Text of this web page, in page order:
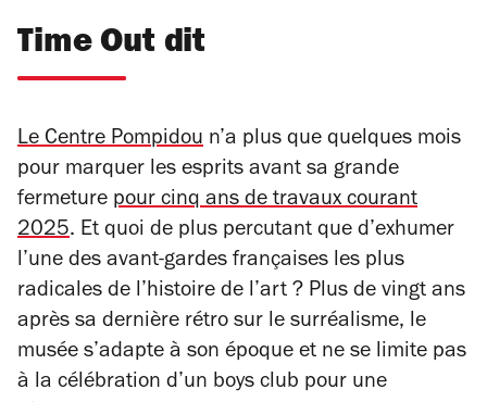
Time Out dit
Le Centre Pompidou n’a plus que quelques mois
pour marquer les esprits avant sa grande
fermeture pour cinq ans de travaux courant
2025. Et quoi de plus percutant que d’exhumer
l’une des avant-gardes françaises les plus
radicales de l’histoire de l’art ? Plus de vingt ans
après sa dernière rétro sur le surréalisme, le
musée s’adapte à son époque et ne se limite pas
à la célébration d’un boys club pour une